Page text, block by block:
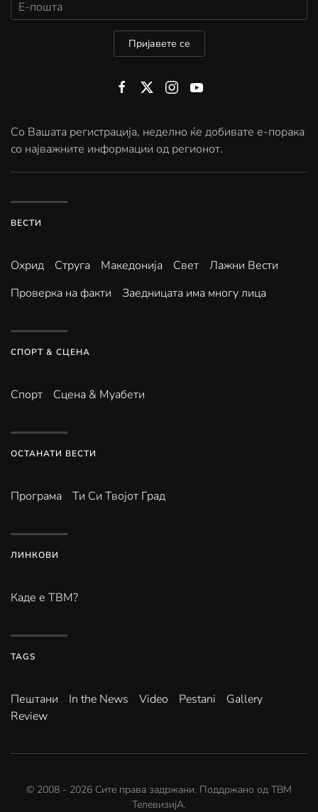
Пријавете се
Со Вашата регистрација, неделно ќе добивате е-порака
со најважните информации од регионот.
ВЕСТИ
Охрид Струга Македонија Свет
Лажни Вести
Проверка на факти
Заедницата има многу лица
СПОРТ & СЦЕНА
Спорт Сцена & Муабети
ОСТАНАТИ ВЕСТИ
Програма Ти Си Твојот Град
ЛИНКОВИ
Каде е ТВМ?
TAGS
Пештани In the News Video Pestani
Gallery
Review
© 2008 - 2026 Сите права задржани. Поддржано од ТВМ
ТелевизијА.